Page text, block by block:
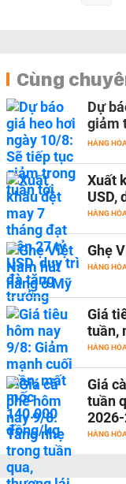
Cùng
Dự
giảm
HÀNG
Xuất
USD,
HÀNG
Ghẹ
HÀNG
Giá
tuần,
HÀNG
Giá
tuần
HÀNG